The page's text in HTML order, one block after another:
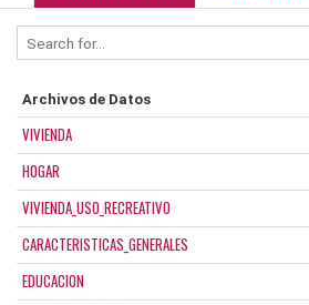
Archivos de Datos
VIVIENDA
HOGAR
VIVIENDA_USO_RECREATIVO
CARACTERISTICAS_GENERALES
EDUCACION